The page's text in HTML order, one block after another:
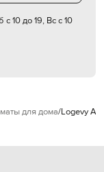
10 до 19, Вс с 10
для дома Logevy